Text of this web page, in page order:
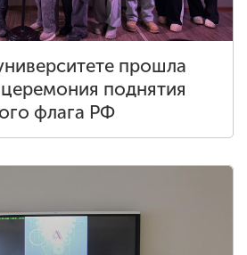
прошла
поднятия
флага РФ